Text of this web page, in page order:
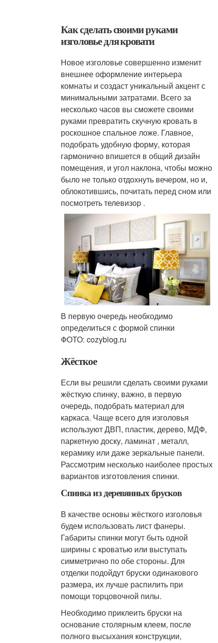
Как сделать своими руками
изголовье для кровати
Новое изголовье совершенно изменит
внешнее оформление интерьера
комнаты и создаст уникальный акцент с
минимальными затратами. Всего за
несколько часов вы сможете своими
руками превратить скучную кровать в
роскошное спальное ложе. Главное,
подобрать удобную форму, которая
гармонично впишется в общий дизайн
помещения, и угол наклона, чтобы можно
было не только отдохнуть вечером, но и,
облокотившись, почитать перед сном или
посмотреть телевизор .
В первую очередь необходимо
определиться с формой спинки
ФОТО: cozyblog.ru
Жёсткое
Если вы решили сделать своими руками
жёсткую спинку, важно, в первую
очередь, подобрать материал для
каркаса. Чаще всего для изголовья
используют ДВП, пластик, дерево, МДФ,
паркетную доску, ламинат , металл,
керамику или даже зеркальные панели.
Рассмотрим несколько наиболее простых
вариантов изготовления спинки.
Спинка из деревянных брусков
В качестве основы жёсткого изголовья
будем использовать лист фанеры.
Габариты спинки могут быть одной
ширины с кроватью или выступать
симметрично по обе стороны. Для
отделки подойдут бруски одинакового
размера, их лучше распилить при
помощи торцовочной пилы.
Необходимо приклеить бруски на
основание столярным клеем, после
полного высыхания конструкции,